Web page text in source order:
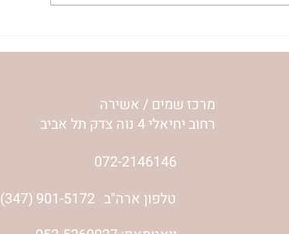
אילון הירש
מרכז שמים / אשירה
רחוב יחיאלי 4 נוה צדק תל אביב
072-2146146
(347) 901-5172 טלפון ארה"ב